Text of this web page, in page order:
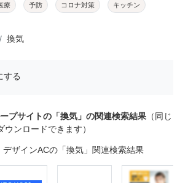
療 予防 コロナ対策 キッチン
換気
する
プサイトの「換気」の関連検索結果 （同じ
ンロードできます）
デザインACの「換気」関連検索結果